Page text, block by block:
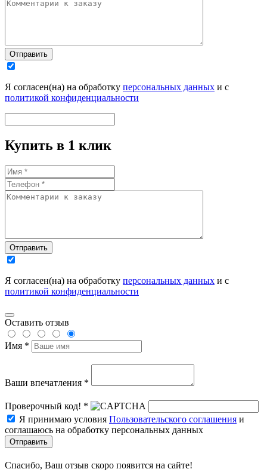
Отправить
Я согласен(на) на обработку персональных данных и с
политикой конфиденциальности
Купить в 1 клик
Отправить
Я согласен(на) на обработку персональных данных и с
политикой конфиденциальности
Оставить отзыв
Имя *
Ваши впечатления *
Проверочный код! *
Я принимаю условия Пользовательского соглашения и
соглашаюсь на обработку персональных данных
Отправить
Спасибо, Ваш отзыв скоро появится на сайте!